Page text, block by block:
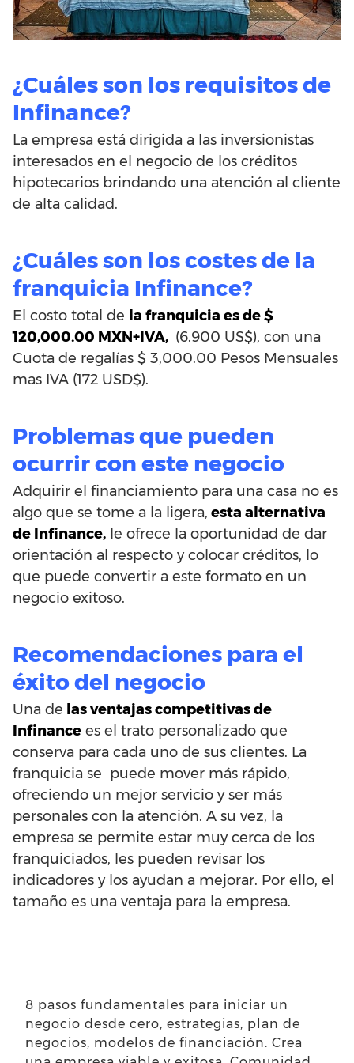
¿Cuáles son los requisitos de
Infinance?
La empresa está dirigida a las inversionistas
interesados en el negocio de los créditos
hipotecarios brindando una atención al cliente
de alta calidad.
¿Cuáles son los costes de la
franquicia Infinance?
El costo total de la franquicia es de $
120,000.00 MXN+IVA, (6.900 US$), con una
Cuota de regalías $ 3,000.00 Pesos Mensuales
mas IVA (172 USD$).
Problemas que pueden
ocurrir con este negocio
Adquirir el financiamiento para una casa no es
algo que se tome a la ligera, esta alternativa
de Infinance, le ofrece la oportunidad de dar
orientación al respecto y colocar créditos, lo
que puede convertir a este formato en un
negocio exitoso.
Recomendaciones para el
éxito del negocio
Una de las ventajas competitivas de
Infinance es el trato personalizado que
conserva para cada uno de sus clientes. La
franquicia se puede mover más rápido,
ofreciendo un mejor servicio y ser más
personales con la atención. A su vez, la
empresa se permite estar muy cerca de los
franquiciados, les pueden revisar los
indicadores y los ayudan a mejorar. Por ello, el
tamaño es una ventaja para la empresa.
8 pasos fundamentales para iniciar un
negocio desde cero, estrategias, plan de
negocios, modelos de financiación. Crea